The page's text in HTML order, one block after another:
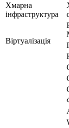
Хмарна
інфраструктура
Віртуалізація